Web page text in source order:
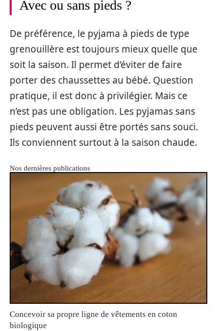
Avec ou sans pieds ?
De préférence, le pyjama à pieds de type
grenouillère est toujours mieux quelle que
soit la saison. Il permet d’éviter de faire
porter des chaussettes au bébé. Question
pratique, il est donc à privilégier. Mais ce
n’est pas une obligation. Les pyjamas sans
pieds peuvent aussi être portés sans souci.
Ils conviennent surtout à la saison chaude.
Nos dernières publications
Concevoir sa propre ligne de vêtements en coton
biologique